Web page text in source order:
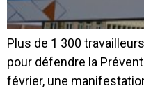
Plus de 1 300
pour défendre la
février, une